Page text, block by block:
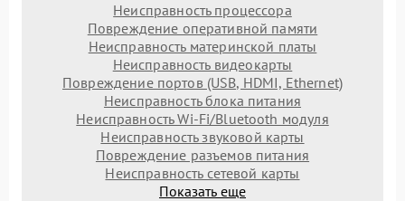
Неисправность процессора
Повреждение оперативной памяти
Неисправность материнской платы
Неисправность видеокарты
Повреждение портов (USB, HDMI, Ethernet)
Неисправность блока питания
Неисправность Wi-Fi/Bluetooth модуля
Неисправность звуковой карты
Повреждение разъемов питания
Неисправность сетевой карты
Показать еще